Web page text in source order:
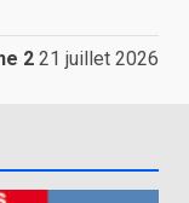
2 21 juillet 2026